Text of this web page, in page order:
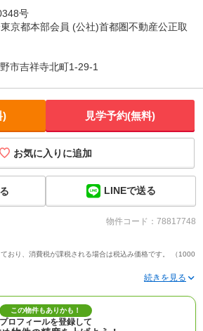
号
京都本部会員 (公社)首都圏不動産公正取
市吉祥寺北町1-29-1
) 見学予約(無料)
お気に入りに追加
LINEで送る
物件コード：78817748
おり、消費税が課税される場合は税込み価格です。 （1000
（絵）や間取り図に描かれている家具や車などは、特にコ
価格は含まれません。
日の２日前に最終確認した情報です。
、外観等実際のものとは多少異なることがあります。
この物件もありかも！
プロフィールを登録して